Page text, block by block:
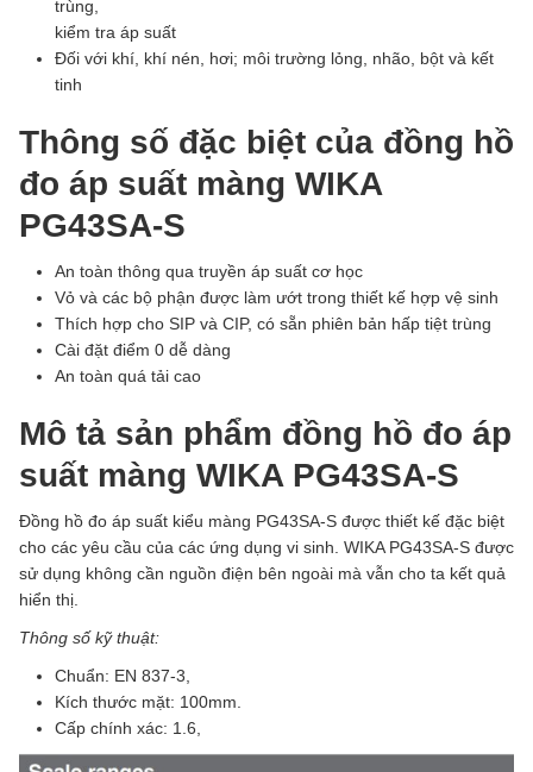
trùng,
kiểm tra áp suất
Đối với khí, khí nén, hơi; môi trường lỏng, nhão, bột và kết
tinh
Thông số đặc biệt của đồng hồ
đo áp suất màng WIKA
PG43SA-S
An toàn thông qua truyền áp suất cơ học
Vỏ và các bộ phận được làm ướt trong thiết kế hợp vệ sinh
Thích hợp cho SIP và CIP, có sẵn phiên bản hấp tiệt trùng
Cài đặt điểm 0 dễ dàng
An toàn quá tải cao
Mô tả sản phẩm đồng hồ đo áp
suất màng WIKA PG43SA-S
Đồng hồ đo áp suất kiểu màng PG43SA-S được thiết kế đặc biệt
cho các yêu cầu của các ứng dụng vi sinh. WIKA PG43SA-S được
sử dụng không cần nguồn điện bên ngoài mà vẫn cho ta kết quả
hiển thị.
Thông số kỹ thuật:
Chuẩn: EN 837-3,
Kích thước mặt: 100mm.
Cấp chính xác: 1.6,